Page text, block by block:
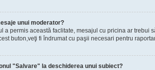
unui moderator?
a permis această faclitate, mesajul cu pricina ar trebui
buton,veţi fi îndrumat cu paşii necesari pentru
"Salvare" la deschiderea unui subiect?